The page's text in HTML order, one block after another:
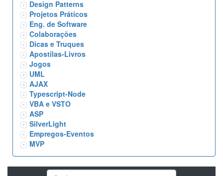
Design Patterns
Projetos Práticos
Eng. de Software
Colaborações
Dicas e Truques
Apostilas-Livros
Jogos
UML
AJAX
Typescript-Node
VBA e VSTO
ASP
SilverLight
Empregos-Eventos
MVP